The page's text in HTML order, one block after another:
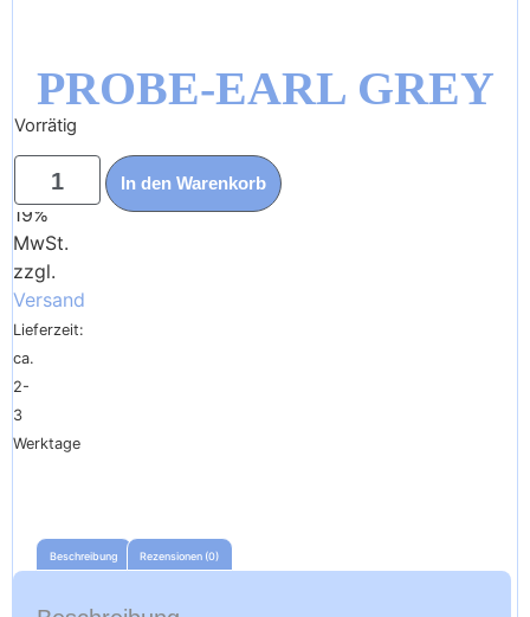
PROBE-EARL GREY
0,00
Enthält
19%
MwSt.
zzgl.
Versand
Lieferzeit:
ca.
2-
3
Werktage
Vorrätig
In den Warenkorb
Beschreibung Rezensionen (0)